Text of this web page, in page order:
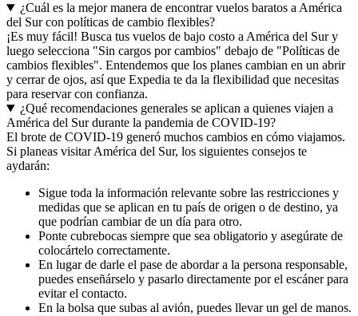
¿Cuál es la mejor manera de encontrar vuelos baratos a América
del Sur con políticas de cambio flexibles?
¡Es muy fácil! Busca tus vuelos de bajo costo a América del Sur y
luego selecciona "Sin cargos por cambios" debajo de "Políticas de
cambios flexibles". Entendemos que los planes cambian en un abrir
y cerrar de ojos, así que Expedia te da la flexibilidad que necesitas
para reservar con confianza.
¿Qué recomendaciones generales se aplican a quienes viajen a
América del Sur durante la pandemia de COVID-19?
El brote de COVID-19 generó muchos cambios en cómo viajamos.
Si planeas visitar América del Sur, los siguientes consejos te
aydarán:
Sigue toda la información relevante sobre las restricciones y
medidas que se aplican en tu país de origen o de destino, ya
que podrían cambiar de un día para otro.
Ponte cubrebocas siempre que sea obligatorio y asegúrate de
colocártelo correctamente.
En lugar de darle el pase de abordar a la persona responsable,
puedes enseñárselo y pasarlo directamente por el escáner para
evitar el contacto.
En la bolsa que subas al avión, puedes llevar un gel de manos.